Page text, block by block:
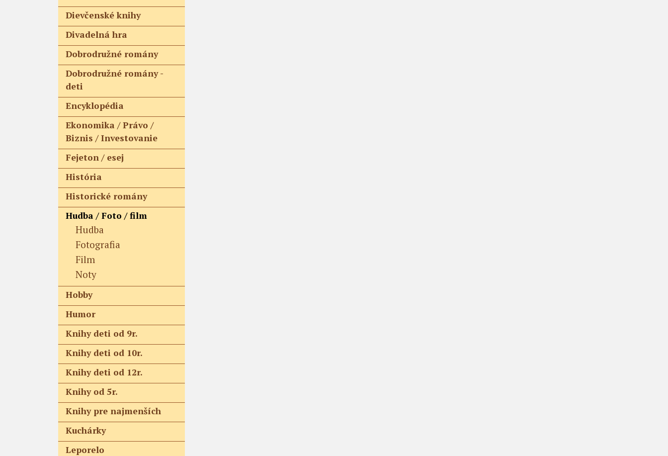
Dievčenské knihy
Divadelná hra
Dobrodružné romány
Dobrodružné romány -
deti
Encyklopédia
Ekonomika / Právo /
Biznis / Investovanie
Fejeton / esej
História
Historické romány
Hudba / Foto / film
Hudba
Fotografia
Film
Noty
Hobby
Humor
Knihy deti od 9r.
Knihy deti od 10r.
Knihy deti od 12r.
Knihy od 5r.
Knihy pre najmenších
Kuchárky
Leporelo